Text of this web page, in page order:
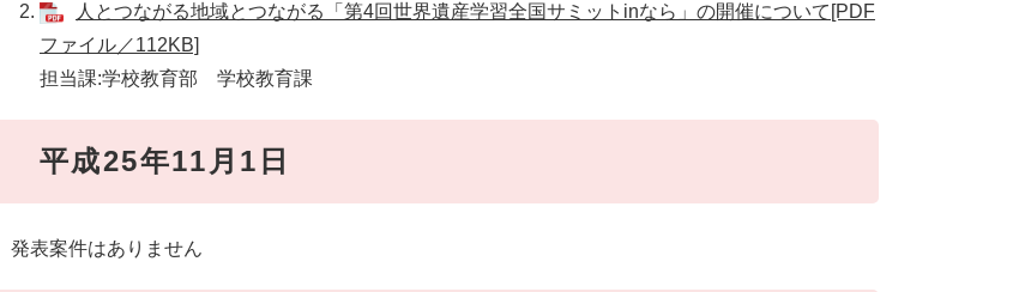
人とつながる地域とつながる「第4回世界遺産学習全国サミットinなら」の開催について[PDF
ファイル／112KB]
担当課:学校教育部 学校教育課
平成25年11月1日
発表案件はありません